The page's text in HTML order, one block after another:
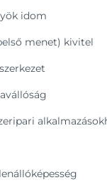
idom
menet) kivitel